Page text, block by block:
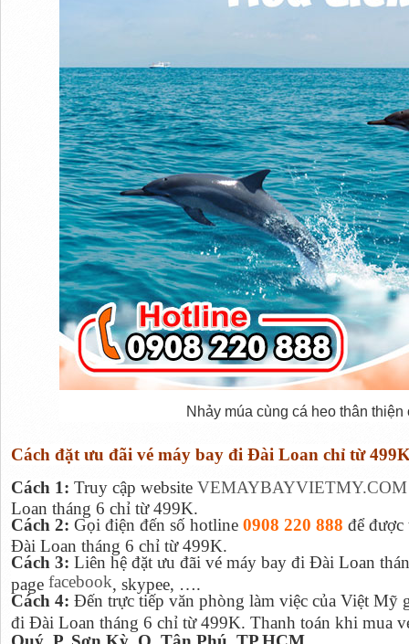
Nhảy múa cùng cá heo thân
Cách đặt ưu đãi vé máy bay đi Đài Loan chỉ từ
Cách 1: Truy cập websiteVEMAYBAYVIETMY.COM
Loan tháng 6 chỉ từ 499K.
Cách 2: Gọi điện đến số hotline 0908 220 888 để được
Đài Loan tháng 6 chỉ từ 499K.
Cách 3: Liên hệ đặt ưu đãi vé máy bay đi Đài Loan
page facebook , skypee, ….
Cách 4: Đến trực tiếp văn phòng làm việc của Việt Mỹ
đi Đài Loan tháng 6 chỉ từ 499K. Thanh toán khi mua
Quý, P. Sơn Kỳ, Q. Tân Phú, TP.HCM.